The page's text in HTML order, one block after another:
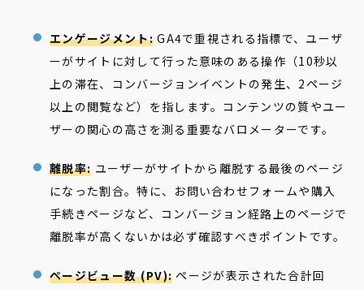
エンゲージメント:GA4で重視される指標で、ユーザ
ーがサイトに対して行った意味のある操作（10秒以
上の滞在、コンバージョンイベントの発生、2ページ
以上の閲覧など）を指します。コンテンツの質やユー
ザーの関心の高さを測る重要なバロメーターです。
離脱率: ユーザーがサイトから離脱する最後のページ
になった割合。特に、お問い合わせフォームや購入
手続きページなど、コンバージョン経路上のページで
離脱率が高くないかは必ず確認すべきポイントです。
ページビュー数 (PV): ページが表示された合計回